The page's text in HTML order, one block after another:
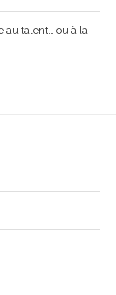
au talent… ou à la